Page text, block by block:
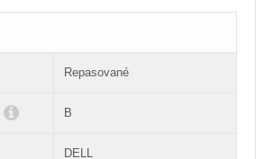
Repasované
B
DELL